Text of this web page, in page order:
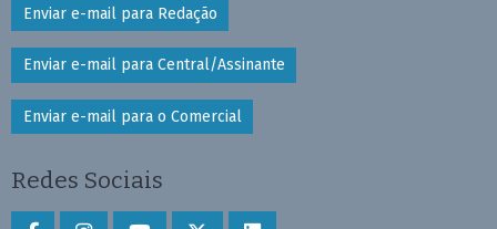
Enviar e-mail para Redação
Enviar e-mail para Central/Assinante
Enviar e-mail para o Comercial
Redes Sociais